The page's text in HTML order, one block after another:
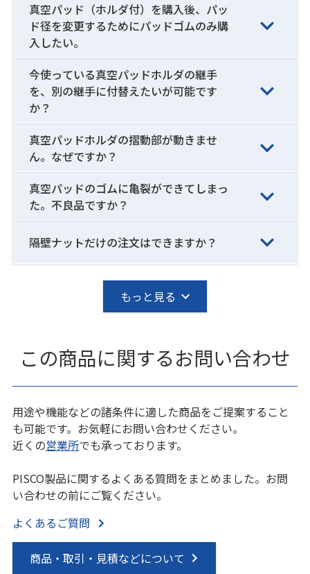
真空パッド（ホルダ付）を購入後、パッ
ド径を変更するためにパッドゴムのみ購
入したい。
今使っている真空パッドホルダの継手
を、別の継手に付替えたいが可能です
か？
真空パッドホルダの摺動部が動きませ
ん。なぜですか？
真空パッドのゴムに亀裂ができてしまっ
た。不良品ですか？
隔壁ナットだけの注文はできますか？
もっと見る
この商品に関するお問い合わせ
用途や機能などの諸条件に適した商品をご提案すること
も可能です。お気軽にお問い合わせください。
近くの営業所でも承っております。
PISCO製品に関するよくある質問をまとめました。お問
い合わせの前にご覧ください。
よくあるご質問
商品・取引・見積などについて